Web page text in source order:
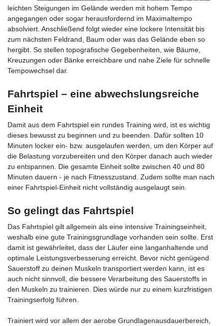
leichten Steigungen im Gelände werden mit hohem Tempo
angegangen oder sogar herausfordernd im Maximaltempo
absolviert. Anschließend folgt wieder eine lockere Intensität bis
zum nächsten Feldrand, Baum oder was das Gelände eben so
hergibt. So stellen topografische Gegebenheiten, wie Bäume,
Kreuzungen oder Bänke erreichbare und nahe Ziele für schnelle
Tempowechsel dar.
Fahrtspiel – eine abwechslungsreiche
Einheit
Damit aus dem Fahrtspiel ein rundes Training wird, ist es wichtig
dieses bewusst zu beginnen und zu beenden. Dafür sollten 10
Minuten locker ein- bzw. ausgelaufen werden, um den Körper auf
die Belastung vorzubereiten und den Körper danach auch wieder
zu entspannen. Die gesamte Einheit sollte zwischen 40 und 80
Minuten dauern - je nach Fitnesszustand. Zudem sollte man nach
einer Fahrtspiel-Einheit nicht vollständig ausgelaugt sein.
So gelingt das Fahrtspiel
Das Fahrtspiel gilt allgemein als eine intensive Trainingseinheit,
weshalb eine gute Trainingsgrundlage vorhanden sein sollte. Erst
damit ist gewährleitet, dass der Läufer eine langanhaltende und
optimale Leistungsverbesserung erreicht. Bevor nicht genügend
Sauerstoff zu deinen Muskeln transportiert werden kann, ist es
auch nicht sinnvoll, die bessere Verarbeitung des Sauerstoffs in
den Muskeln zu trainieren. Dies würde nur zu einem kurzfristigen
Trainingserfolg führen.
Trainiert wird vor allem der aerobe Grundlagenausdauerbereich,